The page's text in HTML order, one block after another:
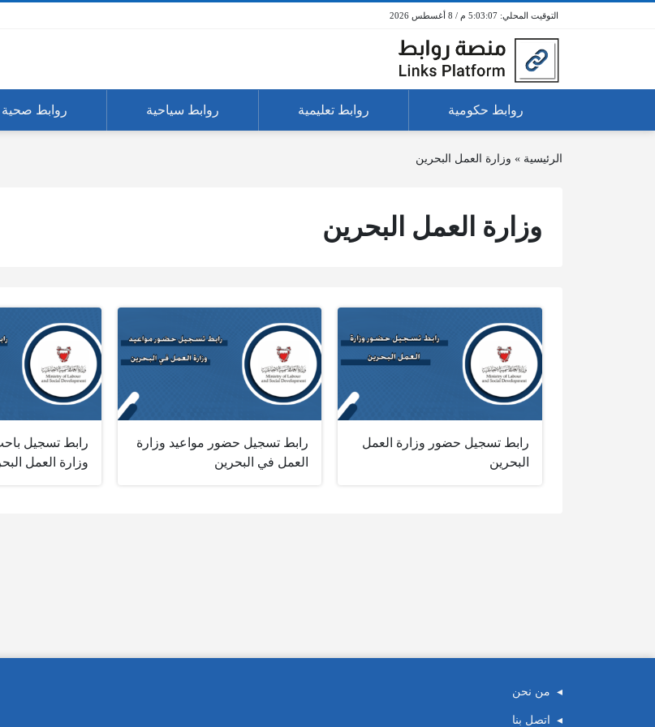
5:03:07 م / 8 أغسطس 2026
روابط حكومية روابط تعليمية روابط سياحية روابط صحية
الرئيسية » وزارة العمل البحرين
وزارة العمل البحرين
رابط تسجيل حضور وزارة العمل
البحرين
رابط تسجيل حضور مواعيد وزارة
العمل في البحرين
رابط تسجيل
وزارة العمل
من نحن
اتصل بنا